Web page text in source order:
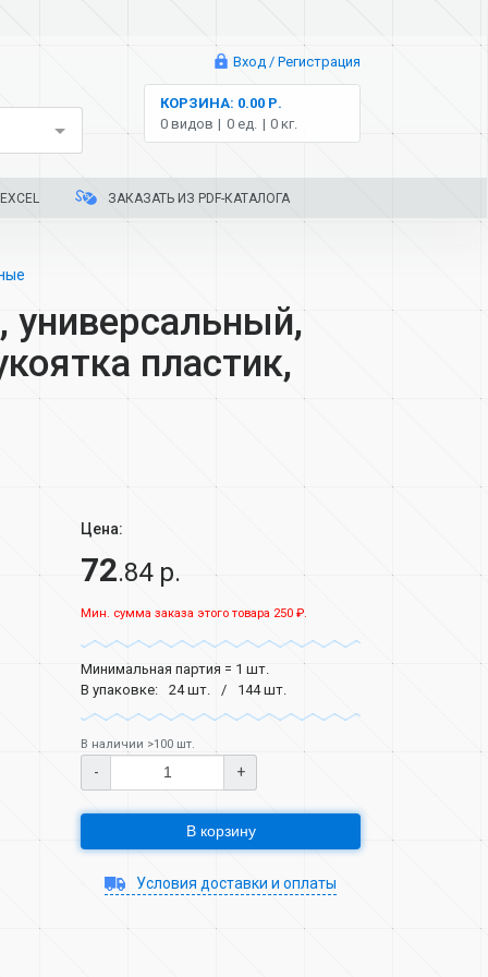
Вход / Регистрация
КОРЗИНА: 0.00 Р.
0 видов
0 ед. 0 кг.
ЗАКАЗАТЬ ИЗ PDF-КАТАЛОГА
пластик,
Цена:
72.84 р.
Мин. сумма заказа этого товара 250 ₽.
Минимальная партия = 1 шт.
В упаковке:
24 шт. 144 шт.
В наличии >100 шт.
- +
В корзину
Условия доставки и оплаты